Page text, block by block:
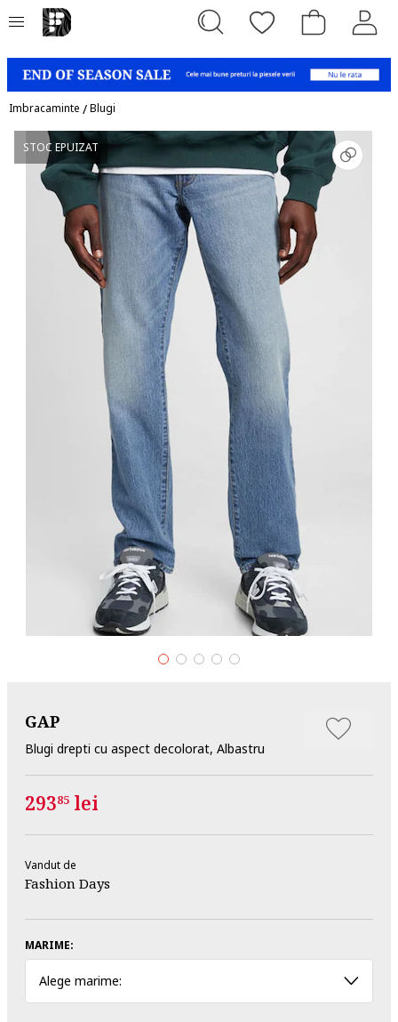
Imbracaminte /Blugi
STOC EPUIZAT
GAP
Blugi drepti cu aspect decolorat, Albastru
29385 lei
Vandut de
Fashion Days
MARIME:
Alege marime: